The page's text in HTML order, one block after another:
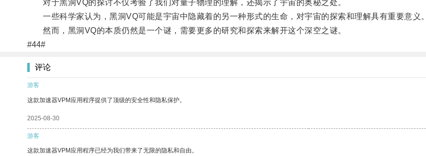
对于黑洞VQ的探讨不仅考验了我们对量子物理的理解，还揭示了宇宙的奥秘之处。
一些科学家认为，黑洞VQ可能是宇宙中隐藏着的另一种形式的生命，对宇宙的探索和理解具有重要意义。
然而，黑洞VQ的本质仍然是一个谜，需要更多的研究和探索来解开这个深空之谜。
#44#
评论
游客
这款加速器VPM应用程序提供了顶级的安全性和隐私保护。
2025-08-30
游客
这款加速器VPM应用程序已经为我们带来了无限的隐私和自由。